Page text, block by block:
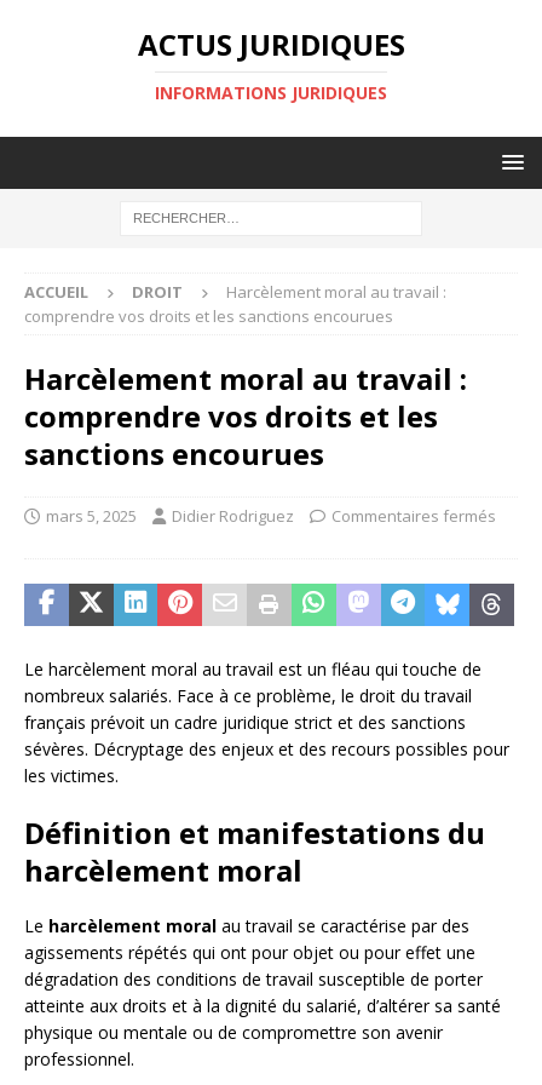
ACTUS JURIDIQUES
INFORMATIONS JURIDIQUES
ACCUEIL DROIT
Harcèlement moral au travail :
comprendre vos droits et les sanctions encourues
Harcèlement moral au travail :
comprendre vos droits et les
sanctions encourues
mars 5, 2025 Didier Rodriguez Commentaires fermés
Le harcèlement moral au travail est un fléau qui touche de
nombreux salariés. Face à ce problème, le droit du travail
français prévoit un cadre juridique strict et des sanctions
sévères. Décryptage des enjeux et des recours possibles pour
les victimes.
Définition et manifestations du
harcèlement moral
Le harcèlement moral au travail se caractérise par des
agissements répétés qui ont pour objet ou pour effet une
dégradation des conditions de travail susceptible de porter
atteinte aux droits et à la dignité du salarié, d’altérer sa santé
physique ou mentale ou de compromettre son avenir
professionnel.